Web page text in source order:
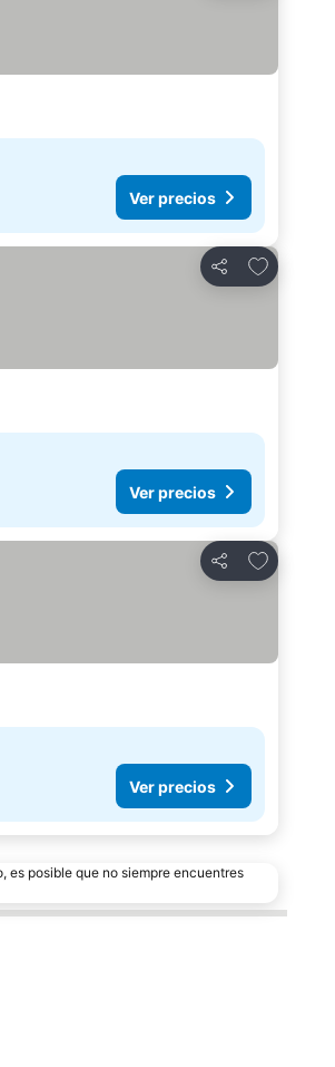
Ver precios
Compartir
Agregar a
Ver precios
Compartir
Agregar a
Ver precios
es posible que no siempre encuentres